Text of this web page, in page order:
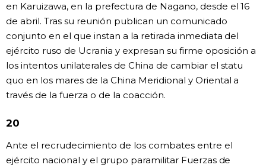
en Karuizawa, en la prefectura de Nagano, desde el 16
de abril. Tras su reunión publican un comunicado
conjunto en el que instan a la retirada inmediata del
ejército ruso de Ucrania y expresan su firme oposición a
los intentos unilaterales de China de cambiar el statu
quo en los mares de la China Meridional y Oriental a
través de la fuerza o de la coacción.
20
Ante el recrudecimiento de los combates entre el
ejército nacional y el grupo paramilitar Fuerzas de